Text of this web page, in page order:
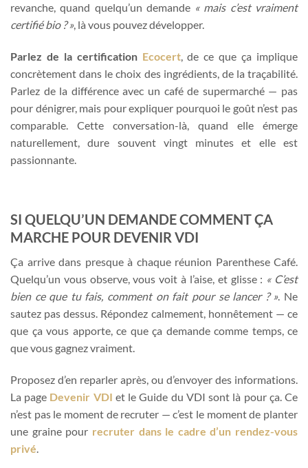
revanche, quand quelqu’un demande « mais c’est vraiment
certifié bio ? », là vous pouvez développer.
Parlez de la certification Ecocert, de ce que ça implique
concrètement dans le choix des ingrédients, de la traçabilité.
Parlez de la différence avec un café de supermarché — pas
pour dénigrer, mais pour expliquer pourquoi le goût n’est pas
comparable. Cette conversation-là, quand elle émerge
naturellement, dure souvent vingt minutes et elle est
passionnante.
SI QUELQU’UN DEMANDE COMMENT ÇA
MARCHE POUR DEVENIR VDI
Ça arrive dans presque à chaque réunion Parenthese Café.
Quelqu’un vous observe, vous voit à l’aise, et glisse : « C’est
bien ce que tu fais, comment on fait pour se lancer ? ». Ne
sautez pas dessus. Répondez calmement, honnêtement — ce
que ça vous apporte, ce que ça demande comme temps, ce
que vous gagnez vraiment.
Proposez d’en reparler après, ou d’envoyer des informations.
La page Devenir VDI et le Guide du VDI sont là pour ça. Ce
n’est pas le moment de recruter — c’est le moment de planter
une graine pour recruter dans le cadre d’un rendez-vous
privé